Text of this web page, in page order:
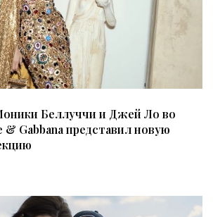
Беллуччи и Джей Ло во
Gabbana представил новую